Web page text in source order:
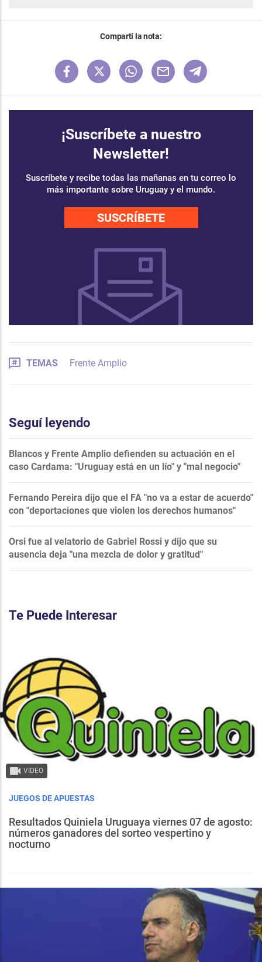
Compartí la nota:
¡Suscríbete a nuestro
Newsletter!
Suscríbete y recibe todas las mañanas en tu correo lo
más importante sobre Uruguay y el mundo.
SUSCRÍBETE
TEMAS Frente Amplio
Seguí leyendo
Blancos y Frente Amplio defienden su actuación en el
caso Cardama: "Uruguay está en un lío" y "mal negocio"
Fernando Pereira dijo que el FA "no va a estar de acuerdo"
con "deportaciones que violen los derechos humanos"
Orsi fue al velatorio de Gabriel Rossi y dijo que su
ausencia deja "una mezcla de dolor y gratitud"
Te Puede Interesar
VIDEO
JUEGOS DE APUESTAS
Resultados Quiniela Uruguaya viernes 07 de agosto:
números ganadores del sorteo vespertino y
nocturno